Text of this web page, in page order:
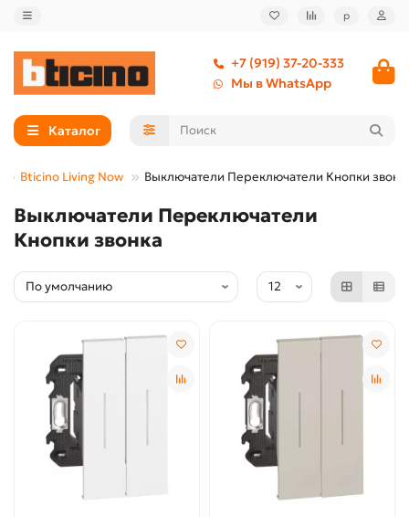
р
+7 (919) 37-20-333
Мы в WhatsApp
Каталог
Bticino Living Now Выключатели Переключатели Кнопки
Выключатели Переключатели
Кнопки звонка